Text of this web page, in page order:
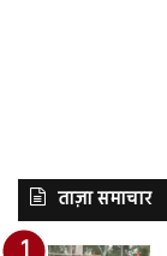
ताज़ा समाचार